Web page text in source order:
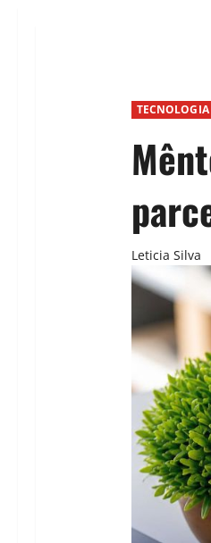
TECNOLOGIA
Leticia Silva